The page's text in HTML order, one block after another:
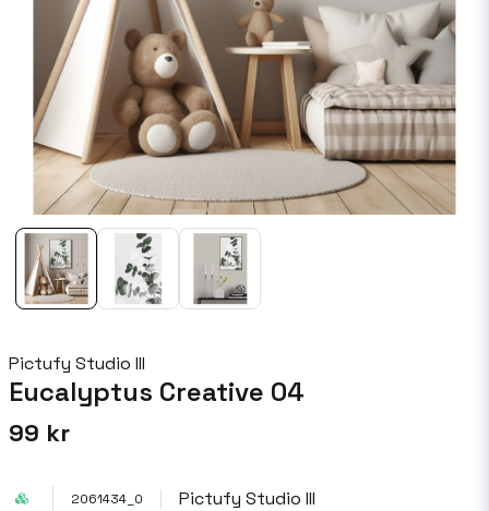
Pictufy Studio III
Eucalyptus Creative 04
99 kr
2061434_0 Pictufy Studio III